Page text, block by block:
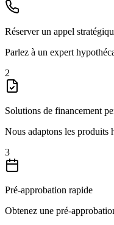
Réserver un appel
Parlez à un expert
2
Solutions de financement
Nous adaptons les produits
3
Pré-approbation rapide
Obtenez une pré-